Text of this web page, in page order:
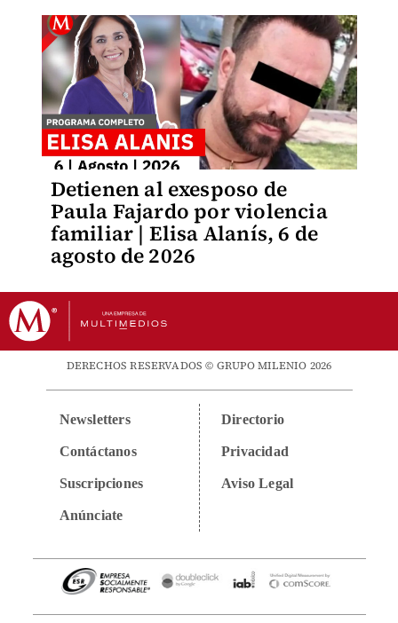
Detienen al exesposo de
Paula Fajardo por violencia
familiar | Elisa Alanís, 6 de
agosto de 2026
DERECHOS RESERVADOS © GRUPO MILENIO 2026
Newsletters
Contáctanos
Suscripciones
Anúnciate
Directorio
Privacidad
Aviso Legal